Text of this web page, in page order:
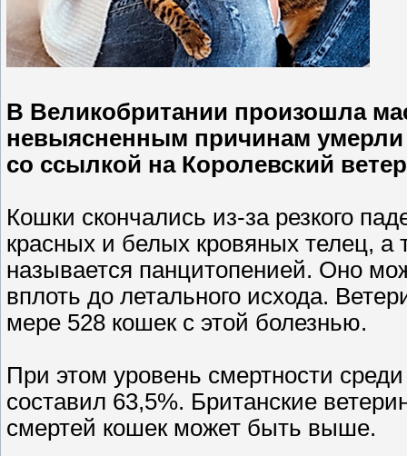
В Великобритании произошла
невыясненным причинам умерли
со ссылкой на Королевский
Кошки скончались из-за резкого
красных и белых кровяных телец, а
называется панцитопенией. Оно
вплоть до летального исхода.
мере 528 кошек с этой болезнью.
При этом уровень смертности
составил 63,5%. Британские
смертей кошек может быть выше.